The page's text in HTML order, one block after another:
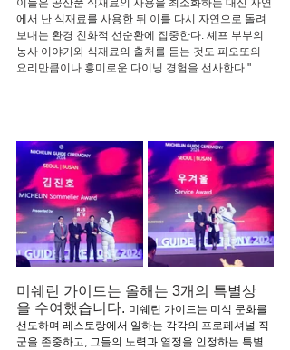
이들은 공산품 식재료의 사용을 최소화하는 대신 자연
에서 난 식재료를 사용한 뒤 이를 다시 자연으로 돌려
보내는 환경 친화적 선순환에 집중한다. 셰프 부부의
농사 이야기와 식재료의 출처를 듣는 것도 피오또의
요리만큼이나 흥미로운 다이닝 경험을 선사한다."
미쉐린 가이드는 올해는 3개의 특별상
을 수여했습니다. 미쉐린 가이드는 미식 문화를
선도하며 레스토랑에서 일하는 각각의 프로페셔널 직
군을 존중하고, 그들의 노력과 열정을 인정하는 특별